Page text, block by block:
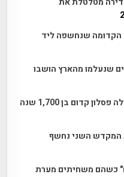
שנחשפה ליד
שנעלמו מהארץ הושבו
קדום בן 1,700 שנה
המקדש השני נחשף
כשהם משחיתים מערת